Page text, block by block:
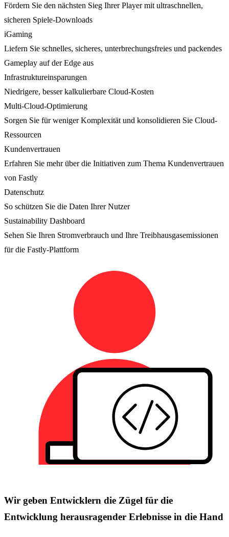
Fördern Sie den nächsten Sieg Ihrer Player mit ultraschnellen,
sicheren Spiele-Downloads
iGaming
Liefern Sie schnelles, sicheres, unterbrechungsfreies und packendes
Gameplay auf der Edge aus
Infrastruktureinsparungen
Niedrigere, besser kalkulierbare Cloud-Kosten
Multi-Cloud-Optimierung
Sorgen Sie für weniger Komplexität und konsolidieren Sie Cloud-
Ressourcen
Kundenvertrauen
Erfahren Sie mehr über die Initiativen zum Thema Kundenvertrauen
von Fastly
Datenschutz
So schützen Sie die Daten Ihrer Nutzer
Sustainability Dashboard
Sehen Sie Ihren Stromverbrauch und Ihre Treibhausgasemissionen
für die Fastly-Plattform
Wir geben Entwicklern die Zügel für die
Entwicklung herausragender Erlebnisse in die Hand